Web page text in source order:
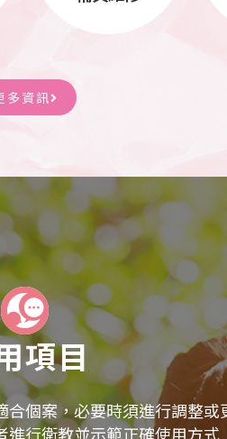
多資訊
項目
個案，必要時須進行調整或
進行衛教並示範正確使用方式